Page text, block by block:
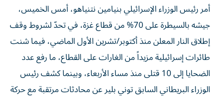
أمر رئيس الوزراء الإسرائيلي بنيامين نتنياهو، أمس الخميس،
جيشه بالسيطرة على 70% من قطاع غزة، في تحدّ لشروط وقف
إطلاق النار المعلن منذ أكتوبر/تشرين الأول الماضي، فيما شنت
طائرات إسرائيلية مزيداً من الغارات على القطاع، ما رفع عدد
الضحايا إلى 10 قتلى منذ مساء الأربعاء، وبينما كشف رئيس
الوزراء البريطاني السابق توني بلير عن محادثات مرتقبة مع حركة